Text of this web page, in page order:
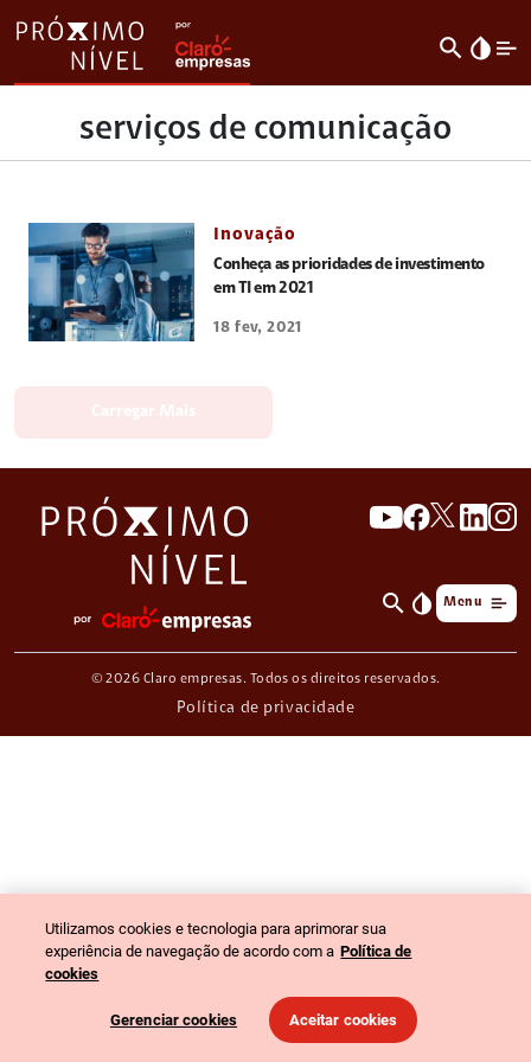
search invert_colors
serviços de comunicação
Inovação
Conheça as prioridades de investimento
em TI em 2021
18 fev, 2021
search invert_colors Menu
© 2026 Claro empresas. Todos os direitos reservados.
Política de privacidade
Utilizamos cookies e tecnologia para aprimorar sua
experiência de navegação de acordo com a Política de
cookies
Gerenciar cookies Aceitar cookies